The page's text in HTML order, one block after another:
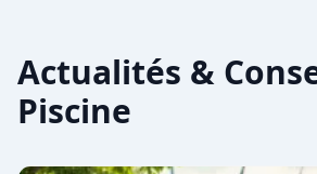
Actualités &
Piscine